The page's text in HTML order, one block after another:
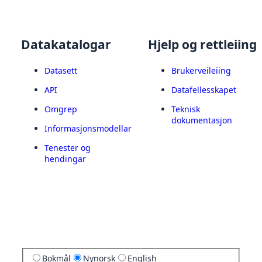
Datakatalogar
Datasett
API
Omgrep
Informasjonsmodellar
Tenester og
hendingar
Hjelp og rettleiing
Brukerveileiing
Datafellesskapet
Teknisk
dokumentasjon
Bokmål Nynorsk English